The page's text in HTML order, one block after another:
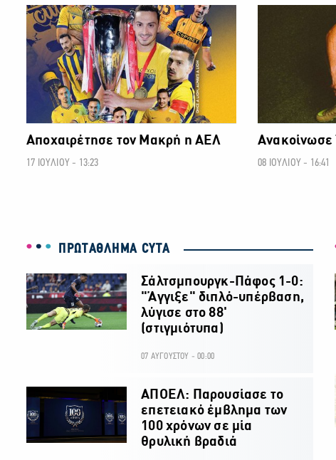
ΠΡΩΤΑΘΛΗΜΑ CYTA
Αποχαιρέτησε τον Μακρή η ΑΕΛ
17 ΙΟΥΛΙΟΥ - 13:23 08 ΙΟΥΛΙΟΥ - 16:41
ΠΡΩΤΑΘΛΗΜΑ CYTA
Σάλτσμπουργκ-Πάφος 1-0:
"Άγγιξε" διπλό-υπέρβαση,
λύγισε στο 88'
(στιγμιότυπα)
07 ΑΥΓΟΥΣΤΟΥ - 00:00
ΑΠΟΕΛ: Παρουσίασε το
επετειακό έμβλημα των
100 χρόνων σε μία
θρυλική βραδιά